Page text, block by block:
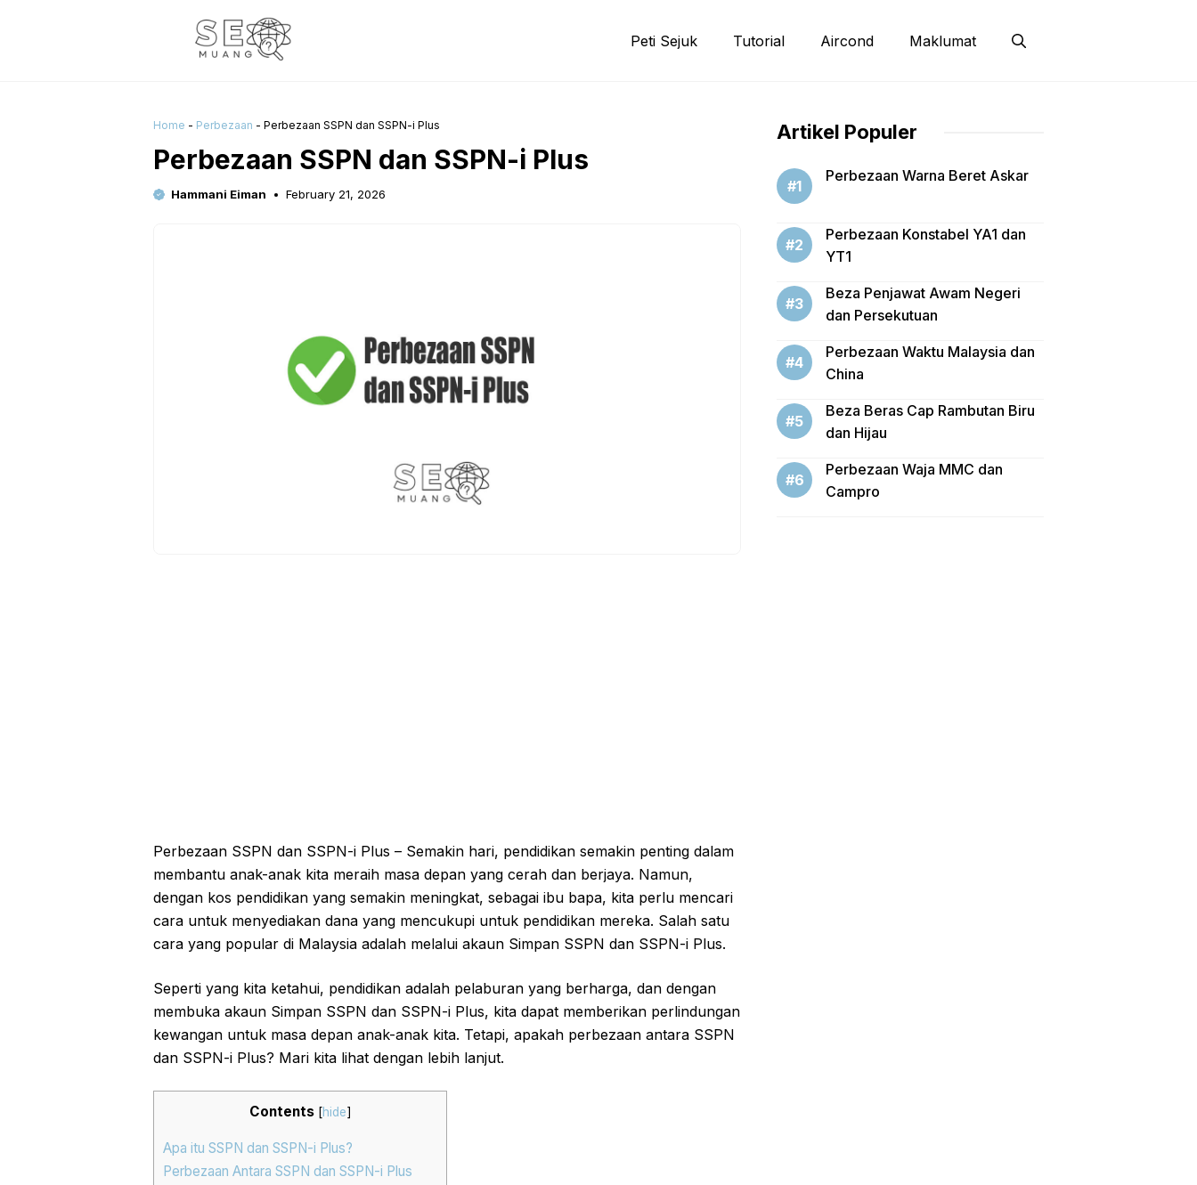
Peti Sejuk Tutorial Aircond Maklumat
Home - Perbezaan - Perbezaan SSPN dan SSPN-i Plus
Perbezaan SSPN dan SSPN-i Plus
Hammani Eiman February 21, 2026
Perbezaan SSPN dan SSPN-i Plus – Semakin hari, pendidikan semakin penting dalam
membantu anak-anak kita meraih masa depan yang cerah dan berjaya. Namun,
dengan kos pendidikan yang semakin meningkat, sebagai ibu bapa, kita perlu mencari
cara untuk menyediakan dana yang mencukupi untuk pendidikan mereka. Salah satu
cara yang popular di Malaysia adalah melalui akaun Simpan SSPN dan SSPN-i Plus.
Seperti yang kita ketahui, pendidikan adalah pelaburan yang berharga, dan dengan
membuka akaun Simpan SSPN dan SSPN-i Plus, kita dapat memberikan perlindungan
kewangan untuk masa depan anak-anak kita. Tetapi, apakah perbezaan antara SSPN
dan SSPN-i Plus? Mari kita lihat dengan lebih lanjut.
Contents [hide]
Apa itu SSPN dan SSPN-i Plus?
Perbezaan Antara SSPN dan SSPN-i Plus
Artikel Populer
Perbezaan Warna Beret Askar
Perbezaan Konstabel YA1 dan
YT1
Beza Penjawat Awam Negeri
dan Persekutuan
Perbezaan Waktu Malaysia dan
China
Beza Beras Cap Rambutan Biru
dan Hijau
Perbezaan Waja MMC dan
Campro